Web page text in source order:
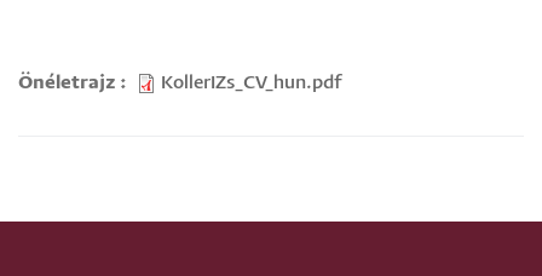
Önéletrajz KollerIZs_CV_hun.pdf